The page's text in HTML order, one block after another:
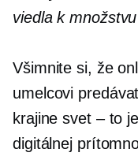
viedla k
Všimnite si, že
umelcovi
krajinesvet – to je
digitálnej